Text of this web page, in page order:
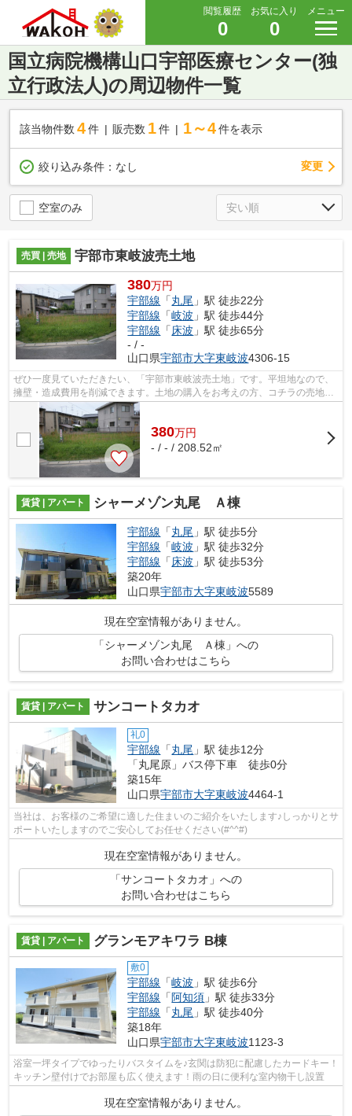
閲覧履歴
0
お気に入り
0
メニュー
国立病院機構山口宇部医療センター(独
立行政法人)の周辺物件一覧
該当物件数 4件 販売数 1 件 1～4 件を表示
絞り込み条件： なし 変更
空室のみ
売買 | 売地 宇部市東岐波売土地
380万円
宇部線 「丸尾 」駅 徒歩22分
宇部線 「岐波 」駅 徒歩44分
宇部線 「 床波 」駅 徒歩65分
- / -
山口県宇部市大字東岐波4306-15
ぜひ一度見ていただきたい、「宇部市東岐波売土地」です。平坦地なので、
擁壁・造成費用を削減できます。土地の購入をお考えの方、コチラの売地を
ご覧ください。土地面積は208.52㎡(公...
380万円
- / - / 208.52㎡
賃貸 | アパート シャーメゾン丸尾 Ａ棟
宇部線 「丸尾 」駅 徒歩5分
宇部線 「岐波 」駅 徒歩32分
宇部線 「床波 」駅 徒歩53分
築20年
山口県宇部市大字東岐波5589
現在空室情報がありません。
「シャーメゾン丸尾 Ａ棟」への
お問い合わせはこちら
賃貸 | アパート サンコートタカオ
礼0
宇部線 「丸尾 」駅 徒歩12分
「丸尾原」バス停下車 徒歩0分
築15年
山口県宇部市大字東岐波4464-1
当社は、お客様のご希望に適した住まいのご紹介をいたします♪しっかりとサ
ポートいたしますのでご安心してお任せください(#^^#)
現在空室情報がありません。
「サンコートタカオ」への
お問い合わせはこちら
賃貸 | アパート グランモアキワラ B棟
敷0
宇部線 「岐波 」駅 徒歩6分
宇部線 「 阿知須 」駅 徒歩33分
宇部線 「丸尾 」駅 徒歩40分
築18年
山口県宇部市大字東岐波1123-3
浴室一坪タイプでゆったりバスタイムを♪玄関は防犯に配慮したカードキー！
キッチン壁付けでお部屋も広く使えます！雨の日に便利な室内物干し設置
現在空室情報がありません。